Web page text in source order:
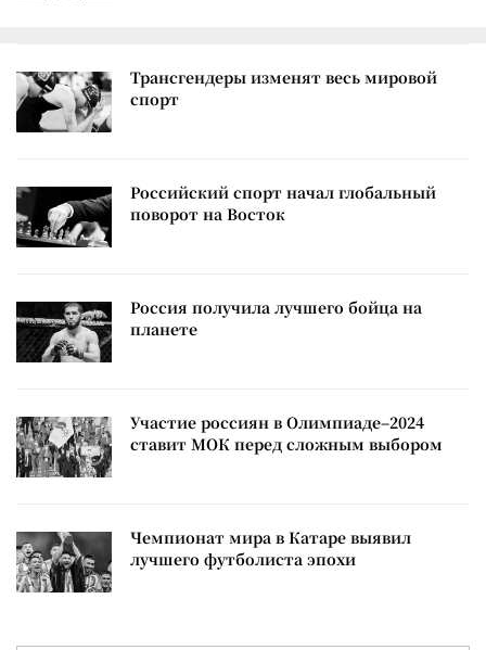
Трансгендеры изменят весь мировой
спорт
Российский спорт начал глобальный
поворот на Восток
Россия получила лучшего бойца на
планете
Участие россиян в Олимпиаде–2024
ставит МОК перед сложным выбором
Чемпионат мира в Катаре выявил
лучшего футболиста эпохи